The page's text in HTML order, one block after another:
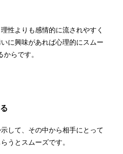
性よりも感情的に流されやすく
に興味があれば心理的にスムー
らです。
して、その中から相手にとって
うとスムーズです。